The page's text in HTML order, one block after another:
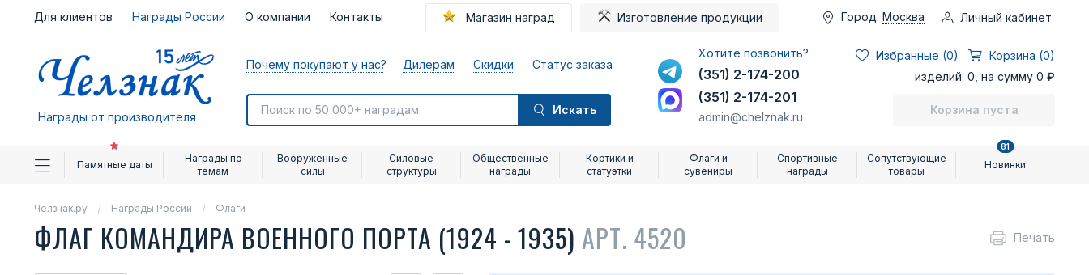
Для клиентов Награды России О компании Контакты Магазин наград Изготовление продукции Город: Москва Личный кабинет
Награды от производителя
Почему покупают у нас? Дилерам Скидки Статус заказа
Искать
Хотите позвонить?
(351) 2-174-200
(351) 2-174-201
admin@chelznak.ru
Избранные (0)
Корзина (0)
изделий: 0, на сумму 0 ₽
Корзина пуста
Памятные даты
Награды по
темам
Вооруженные
силы
Силовые
структуры
Общественные
награды
Кортики и
статуэтки
Флаги и
сувениры
Спортивные
награды
Сопутствующие
товары
Новинки
81
Челзнак.ру Награды России Флаги
ФЛАГ КОМАНДИРА ВОЕННОГО ПОРТА (1924 - 1935) АРТ. 4520 Печать